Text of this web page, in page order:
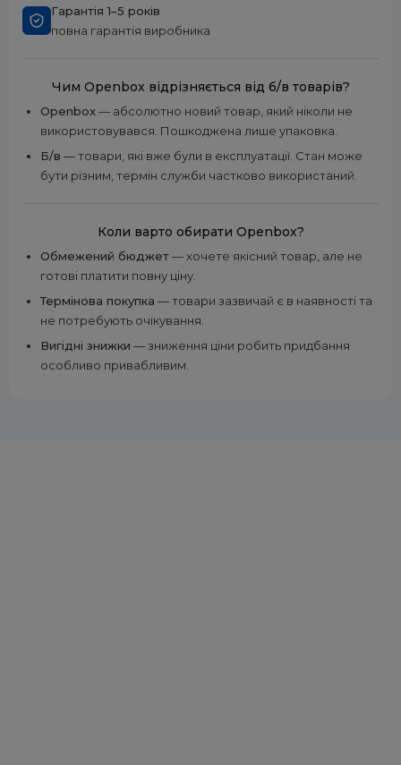
Гарантія 1–5 років
повна гарантія виробника
Чим Openbox відрізняється від б/в товарів?
Openbox— абсолютно новий товар, який ніколи не
використовувався. Пошкоджена лише упаковка.
Б/в — товари, які вже були в експлуатації. Стан може
бути різним, термін служби частково використаний.
Коли варто обирати Openbox?
Обмежений бюджет— хочете якісний товар, але не
готові платити повну ціну.
Термінова покупка — товари зазвичай є в наявності та
не потребують очікування.
Вигідні знижки — зниження ціни робить придбання
особливо привабливим.